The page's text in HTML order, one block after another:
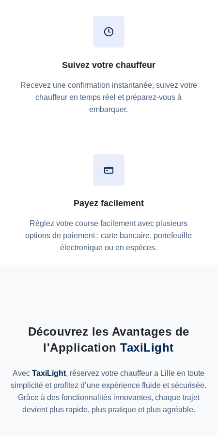
Suivez votre chauffeur
Recevez une confirmation instantanée, suivez votre
chauffeur en temps réel et préparez-vous à
embarquer.
Payez facilement
Réglez votre course facilement avec plusieurs
options de paiement : carte bancaire, portefeuille
électronique ou en espèces.
Découvrez les Avantages de
l'ApplicationTaxiLight
Avec TaxiLight, réservez votre chauffeur a Lille en toute
simplicité et profitez d’une expérience fluide et sécurisée.
Grâce à des fonctionnalités innovantes, chaque trajet
devient plus rapide, plus pratique et plus agréable.